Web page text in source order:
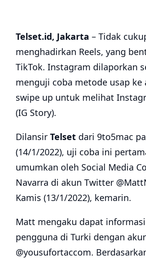
Telset.id, Jakarta – Tidak
menghadirkan Reels, yang
TikTok. Instagram dilaporkan
menguji coba metode usap ke
swipe up untuk melihat
(IG Story).
Dilansir Telset dari 9to5mac
(14/1/2022), uji coba ini
umumkan oleh Social Media
Navarra di akun Twitter
Kamis (13/1/2022), kemarin.
Matt mengaku dapat
pengguna di Turki dengan
@yousufortaccom.